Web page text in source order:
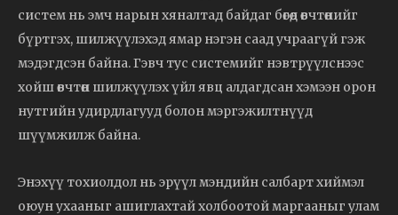
систем нь эмч нарын хяналтад байдаг бөгөөд өвчтөнийг
бүртгэх, шилжүүлэхэд ямар нэгэн саад учраагүй гэж
мэдэгдсэн байна. Гэвч тус системийг нэвтрүүлснээс
хойш өвчтөн шилжүүлэх үйл явц алдагдсан хэмээн орон
нутгийн удирдлагууд болон мэргэжилтнүүд
шүүмжилж байна.
Энэхүү тохиолдол нь эрүүл мэндийн салбарт хиймэл
оюун ухааныг ашиглахтай холбоотой маргааныг улам